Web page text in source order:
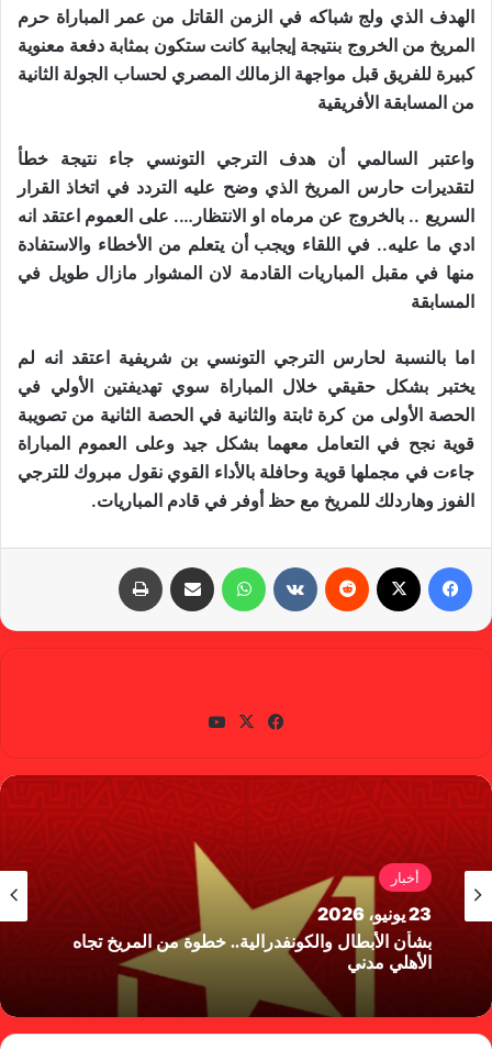
الهدف الذي ولج شباكه في الزمن القاتل من عمر المباراة حرم
المريخ من الخروج بنتيجة إيجابية كانت ستكون بمثابة دفعة معنوية
كبيرة للفريق قبل مواجهة الزمالك المصري لحساب الجولة الثانية
من المسابقة الأفريقية
واعتبر السالمي أن هدف الترجي التونسي جاء نتيجة خطأ
لتقديرات حارس المريخ الذي وضح عليه التردد في اتخاذ القرار
السريع .. بالخروج عن مرماه او الانتظار…. على العموم اعتقد انه
ادي ما عليه.. في اللقاء ويجب أن يتعلم من الأخطاء والاستفادة
منها في مقبل المباريات القادمة لان المشوار مازال طويل في
المسابقة
اما بالنسبة لحارس الترجي التونسي بن شريفية اعتقد انه لم
يختبر بشكل حقيقي خلال المباراة سوي تهديفتين الأولي في
الحصة الأولى من كرة ثابتة والثانية في الحصة الثانية من تصويبة
قوية نجح في التعامل معهما بشكل جيد وعلى العموم المباراة
جاءت في مجملها قوية وحافلة بالأداء القوي نقول مبروك للترجي
الفوز وهاردلك للمريخ مع حظ أوفر في قادم المباريات.
واتساب
في
وك
X
أخبار
23 يونيو، 2026
بشأن الأبطال والكونفدرالية.. خطوة من المريخ تجاه
الأهلي مدني